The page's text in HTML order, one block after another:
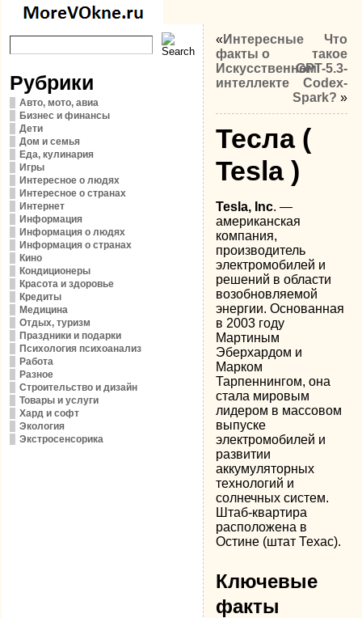
Рубрики
Авто, мото, авиа
Бизнес и финансы
Дети
Дом и семья
Еда, кулинария
Игры
Интересное о людях
Интересное о странах
Интернет
Информация
Информация о людях
Информация о странах
Кино
Кондиционеры
Красота и здоровье
Кредиты
Медицина
Отдых, туризм
Праздники и подарки
Психология психоанализ
Работа
Разное
Строительство и дизайн
Товары и услуги
Хард и софт
Экология
Экстросенсорика
«Интересные
факты о
Искусственном
интеллекте
Что
такое
GPT-5.3-
Codex-
Spark? »
Тесла (
Tesla )
Tesla, Inc. —
американская
компания,
производитель
электромобилей и
решений в области
возобновляемой
энергии. Основанная
в 2003 году
Мартиным
Эберхардом и
Марком
Тарпеннингом, она
стала мировым
лидером в массовом
выпуске
электромобилей и
развитии
аккумуляторных
технологий и
солнечных систем.
Штаб-квартира
расположена в
Остине (штат Техас).
Ключевые
факты